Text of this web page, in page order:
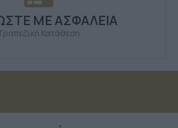
ΜΕ ΑΣΦΑΛΕΙΑ
Κατάθεση